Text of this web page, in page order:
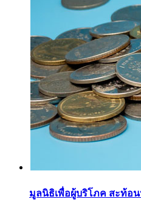
มูลนิธิเพื่อผู้บริโภค สะท้อ